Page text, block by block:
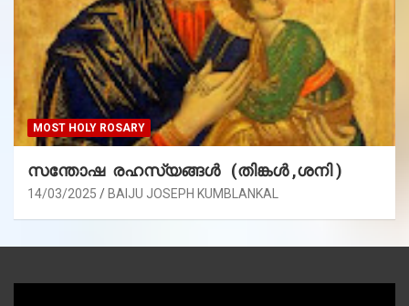
MOST HOLY ROSARY
സന്തോഷ രഹസ്യങ്ങൾ (തിങ്കൾ ,ശനി )
14/03/2025 BAIJU JOSEPH KUMBLANKAL